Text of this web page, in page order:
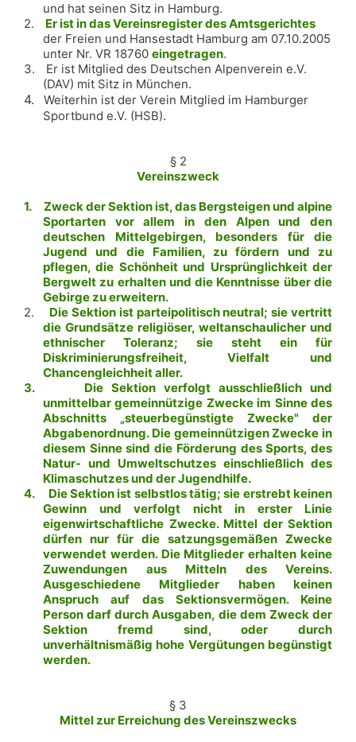
und hat seinen Sitz in Hamburg.
2.
Er ist in das Vereinsregister des Amtsgerichtes
der Freien und Hansestadt Hamburg am 07.10.2005
unter Nr. VR 18760 eingetragen.
3.
Er ist Mitglied des Deutschen Alpenverein e.V.
(DAV) mit Sitz in München.
4.
Weiterhin ist der Verein Mitglied im Hamburger
Sportbund e.V. (HSB).
§ 2
Vereinszweck
1.
Zweck der Sektion ist, das Bergsteigen und alpine
Sportarten vor allem in den Alpen und den
deutschen Mittelgebirgen, besonders für die
Jugend und die Familien, zu fördern und zu
pflegen, die Schönheit und Ursprünglichkeit der
Bergwelt zu erhalten und die Kenntnisse über die
Gebirge zu erweitern.
2.
Die Sektion ist parteipolitisch neutral; sie vertritt
die Grundsätze religiöser, weltanschaulicher und
ethnischer Toleranz; sie steht ein für
Diskriminierungsfreiheit, Vielfalt und
Chancengleichheit aller.
3.
Die Sektion verfolgt ausschließlich und
unmittelbar gemeinnützige Zwecke im Sinne des
Abschnitts „steuerbegünstigte Zwecke" der
Abgabenordnung. Die gemeinnützigen Zwecke in
diesem Sinne sind die Förderung des Sports, des
Natur- und Umweltschutzes einschließlich des
Klimaschutzes und der Jugendhilfe.
4.
Die Sektion ist selbstlos tätig; sie erstrebt keinen
Gewinn und verfolgt nicht in erster Linie
eigenwirtschaftliche Zwecke. Mittel der Sektion
dürfen nur für die satzungsgemäßen Zwecke
verwendet werden. Die Mitglieder erhalten keine
Zuwendungen aus Mitteln des Vereins.
Ausgeschiedene Mitglieder haben keinen
Anspruch auf das Sektionsvermögen. Keine
Person darf durch Ausgaben, die dem Zweck der
Sektion fremd sind, oder durch
unverhältnismäßig hohe Vergütungen begünstigt
werden.
§ 3
Mittel zur Erreichung des Vereinszwecks